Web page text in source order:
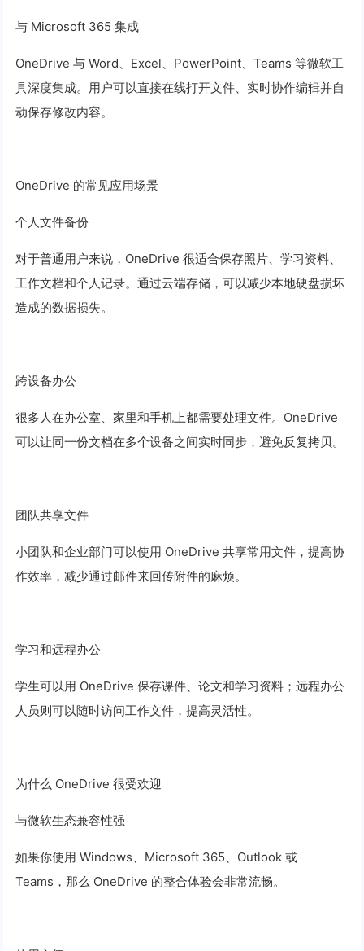
与 Microsoft 365 集成
OneDrive 与 Word、Excel、PowerPoint、Teams 等微软工
具深度集成。用户可以直接在线打开文件、实时协作编辑并自
动保存修改内容。
OneDrive 的常见应用场景
个人文件备份
对于普通用户来说，OneDrive 很适合保存照片、学习资料、
工作文档和个人记录。通过云端存储，可以减少本地硬盘损坏
造成的数据损失。
跨设备办公
很多人在办公室、家里和手机上都需要处理文件。OneDrive
可以让同一份文档在多个设备之间实时同步，避免反复拷贝。
团队共享文件
小团队和企业部门可以使用 OneDrive 共享常用文件，提高协
作效率，减少通过邮件来回传附件的麻烦。
学习和远程办公
学生可以用 OneDrive 保存课件、论文和学习资料；远程办公
人员则可以随时访问工作文件，提高灵活性。
为什么 OneDrive 很受欢迎
与微软生态兼容性强
如果你使用 Windows、Microsoft 365、Outlook 或
Teams，那么 OneDrive 的整合体验会非常流畅。